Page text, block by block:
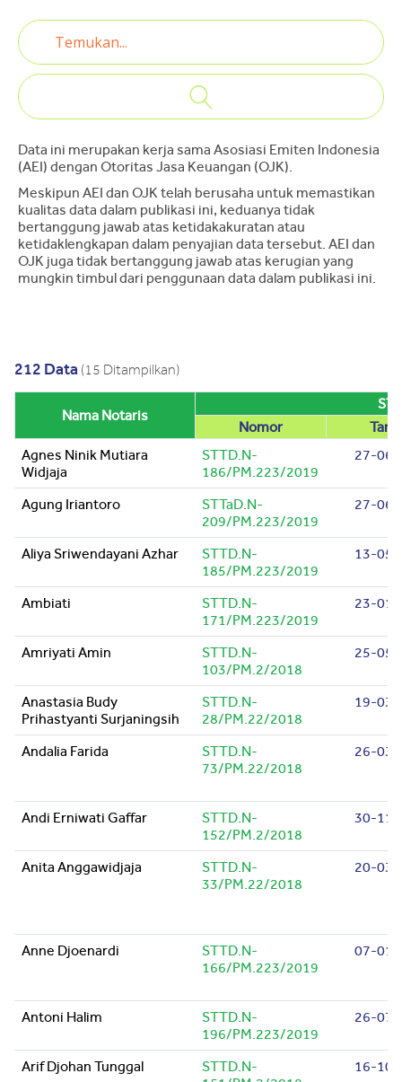
Data ini merupakan kerja sama Asosiasi Emiten Indonesia
(AEI) dengan Otoritas Jasa Keuangan (OJK).
Meskipun AEI dan OJK telah berusaha untuk memastikan
kualitas data dalam publikasi ini, keduanya tidak
bertanggung jawab atas ketidakakuratan atau
ketidaklengkapan dalam penyajian data tersebut. AEI dan
OJK juga tidak bertanggung jawab atas kerugian yang
mungkin timbul dari penggunaan data dalam publikasi ini.
212 Data (15 Ditampilkan)
Nama Notaris
Nomor
Agnes Ninik Mutiara
Widjaja
STTD.N-
186/PM.223/2019
27-06-
Agung Iriantoro
STTaD.N-
209/PM.223/2019
27-06-
Aliya Sriwendayani Azhar
STTD.N-
185/PM.223/2019
13-05-
Ambiati
STTD.N-
171/PM.223/2019
23-01-
Amriyati Amin
STTD.N-
103/PM.2/2018
25-05-
Anastasia Budy
Prihastyanti Surjaningsih
STTD.N-
28/PM.22/2018
19-03-
Andalia Farida
STTD.N-
73/PM.22/2018
26-03-
Andi Erniwati Gaffar
STTD.N-
152/PM.2/2018
30-11-
Anita Anggawidjaja
STTD.N-
33/PM.22/2018
20-03-
Anne Djoenardi
STTD.N-
166/PM.223/2019
07-01-
Antoni Halim
STTD.N-
196/PM.223/2019
26-07-
Arif Djohan Tunggal
STTD.N-
16-10-